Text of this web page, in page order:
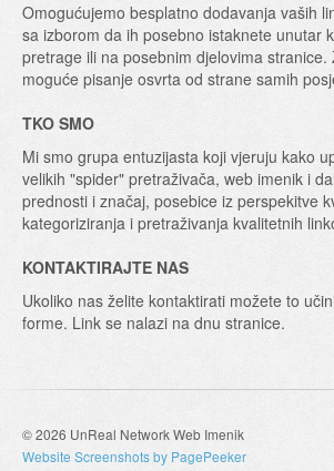
Omogućujemo besplatno dodavanja vaših
sa izborom da ih posebno istaknete unutar
pretrage ili na posebnim djelovima stranice.
moguće pisanje osvrta od strane samih
TKO SMO
Mi smo grupa entuzijasta koji vjeruju kako
velikih "spider" pretraživača, web imenik i
prednosti i značaj, posebice iz perspekitve
kategoriziranja i pretraživanja kvalitetnih
KONTAKTIRAJTE NAS
Ukoliko nas želite kontaktirati možete to
forme. Link se nalazi na dnu stranice.
© 2026 UnReal Network Web Imenik
Website Screenshots by PagePeeker